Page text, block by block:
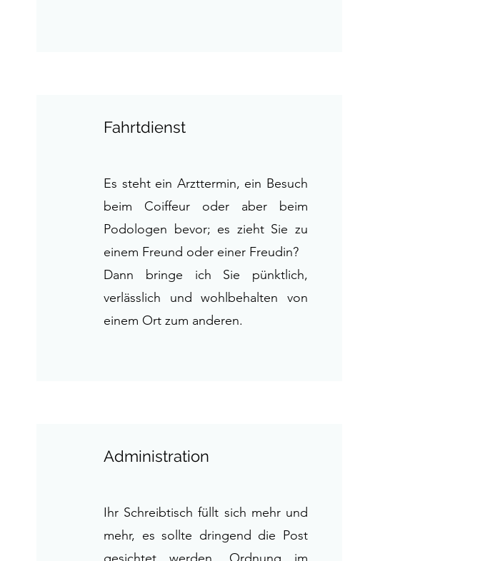
Fahrtdienst
Es steht ein Arzttermin, ein Besuch
beim Coiffeur oder aber beim
Podologen bevor; es zieht Sie zu
einem Freund oder einer Freudin?
Dann bringe ich Sie pünktlich,
verlässlich und wohlbehalten von
einem Ort zum anderen.
Administration
Ihr Schreibtisch füllt sich mehr und
mehr, es sollte dringend die Post